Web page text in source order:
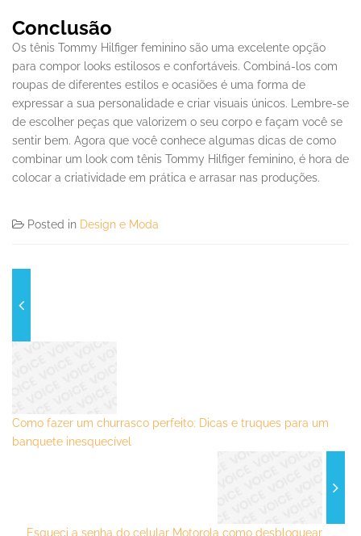
Conclusão
Os tênis Tommy Hilfiger feminino são uma excelente opção
para compor looks estilosos e confortáveis. Combiná-los com
roupas de diferentes estilos e ocasiões é uma forma de
expressar a sua personalidade e criar visuais únicos. Lembre-se
de escolher peças que valorizem o seu corpo e façam você se
sentir bem. Agora que você conhece algumas dicas de como
combinar um look com tênis Tommy Hilfiger feminino, é hora de
colocar a criatividade em prática e arrasar nas produções.
Posted in Design e Moda
Como fazer um churrasco perfeito: Dicas e truques para um
banquete inesquecível
Esqueci a senha do celular Motorola como desbloquear